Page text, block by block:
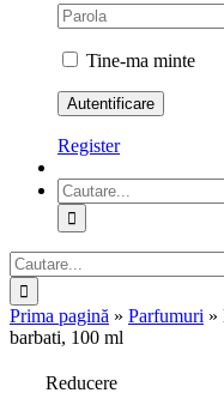
Tine-ma minte
Register
Cautare...
Cautare...
Prima pagină » Parfumuri »
barbati, 100 ml
Reducere